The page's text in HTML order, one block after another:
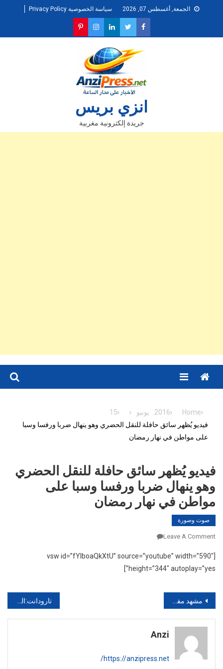
الجمعة, أغسطس 07, 2026 سياسة الخصوصية Privacy Policy
انزي بريس
جريدة إلكترونية مغربية
Menu
Home
2016 يونيو
15
فيديو يُظهر سائق حافلة للنقل الحضري وهو ينهال ضربا ورفسا وسبا
على مواطن في نهار رمضان‎
فيديو يُظهر سائق حافلة للنقل الحضري
وهو ينهال ضربا ورفسا وسبا على
مواطن في نهار رمضان‎
صوت وصورة
Leave A Comment
يُظهر
سائق
ضربا
وسبا
[vsw id=”fYIboaQkXtU” source=”youtube” width=”590″
height=”344″ autoplay=”yes”]
تصفّح
المقالات
مشهد مفرح لحسن الخاتمة “لحظة وفاة سيدة أثناء صلاة التراويح
Anzi
https://anzipress.net/